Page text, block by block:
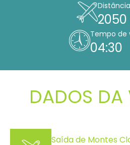
Tempo de
04:30
DADOS DA
Saída de Montes